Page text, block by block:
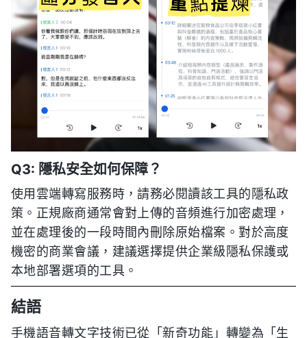
Q3: 隱私安全如何保障？
使用雲端轉寫服務時，請務必閱讀該工具的隱私政
策。正規廠商通常會對上傳的音頻進行加密處理，
並在處理後的一段時間內刪除原始檔案。對於高度
機密的商業會議，建議選擇提供企業級隱私保護或
本地部署選項的工具。
結語
手機語音轉文字技術已從「新奇功能」轉變為「生